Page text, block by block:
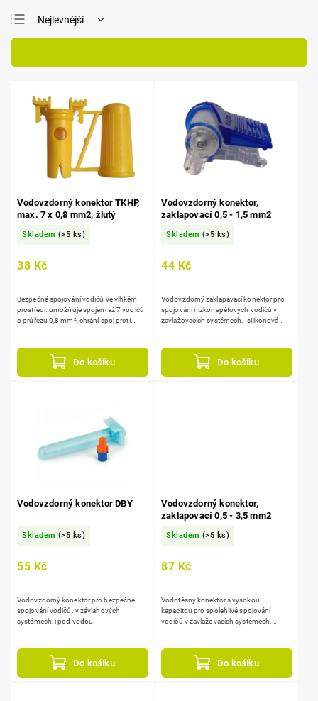
Nejlevnější
Nejprodávanější
Vodovzdorný konektor TKHP,
max. 7 x 0,8 mm2, žlutý
Skladem (>5 ks)
38 Kč
Do košíku
Bezpečné spojování vodičů ve vlhkém
prostředí. umožňuje spojení až 7 vodičů
o průřezu 0,8 mm², chrání spoj proti
Vodovzdorný konektor,
zaklapovací 0,5 - 1,5 mm2
Skladem (>5 ks)
44 Kč
Do košíku
Vodovzdorný zaklapávací konektor pro
spojování nízkonapěťových vodičů v
zavlažovacích systémech. silikonová
Vodovzdorný konektor DBY
Skladem (>5 ks)
55 Kč
Do košíku
Vodovzdorný konektor pro bezpečné
spojování vodičů. v závlahových
systémech, i pod vodou.
Vodovzdorný konektor,
zaklapovací 0,5 - 3,5 mm2
Skladem (>5 ks)
87 Kč
Do košíku
Vodotěsný konektor s vysokou
kapacitou pro spolehlivé spojování
vodičů v zavlažovacích systémech.